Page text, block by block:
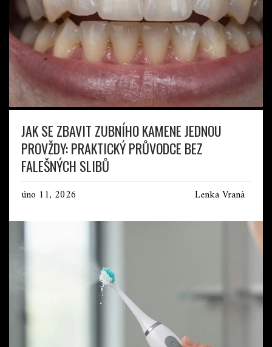
JAK SE ZBAVIT ZUBNÍHO KAMENE JEDNOU
PROVŽDY: PRAKTICKÝ PRŮVODCE BEZ
FALEŠNÝCH SLIBŮ
úno 11, 2026 Lenka Vraná